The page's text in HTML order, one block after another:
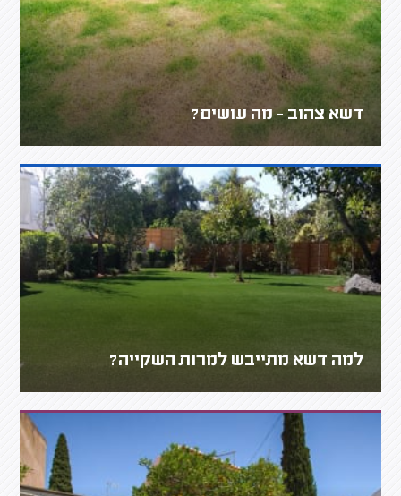
דשא צהוב - מה עושים?
למה דשא מתייבש למרות השקייה?